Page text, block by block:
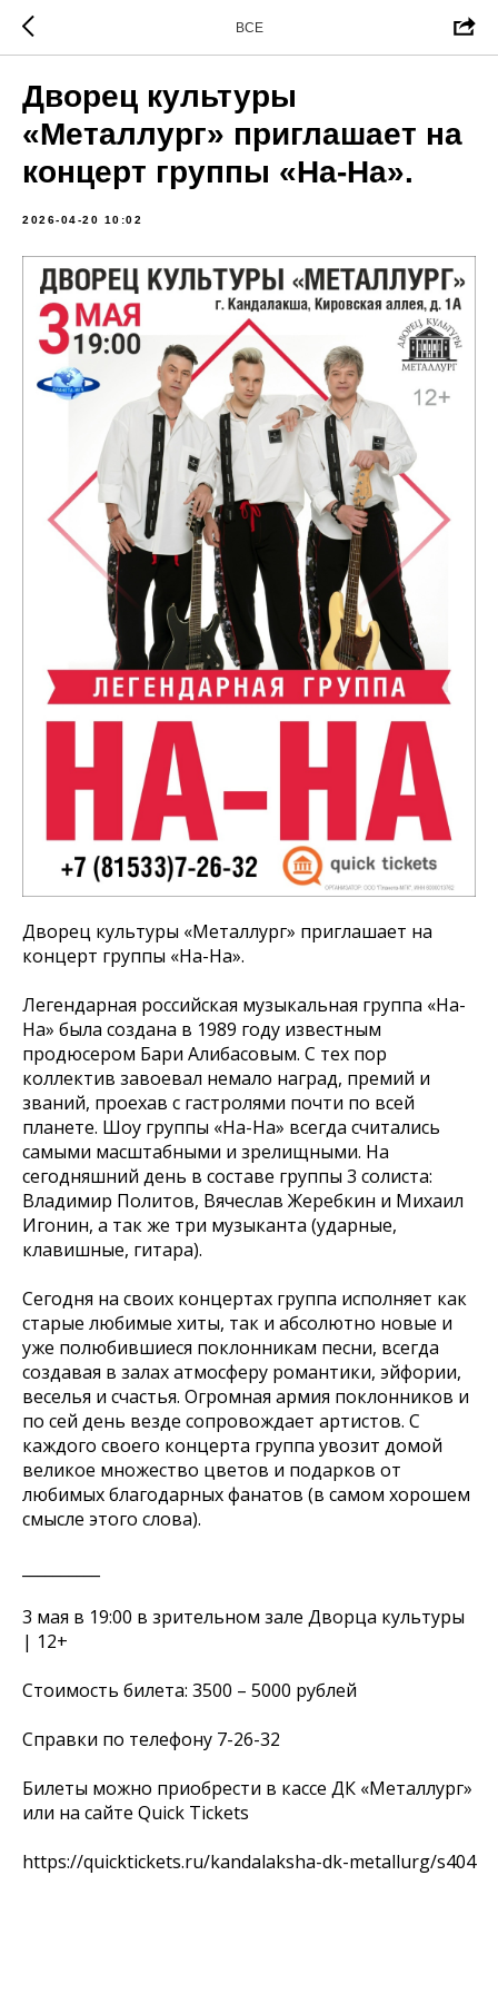
ВСЕ
Дворец культуры
«Металлург» приглашает на
концерт группы «На-На».
2026-04-20 10:02
Дворец культуры «Металлург» приглашает на
концерт группы «На-На».
Легендарная российская музыкальная группа «На-
На» была создана в 1989 году известным
продюсером Бари Алибасовым. С тех пор
коллектив завоевал немало наград, премий и
званий, проехав с гастролями почти по всей
планете. Шоу группы «На-На» всегда считались
самыми масштабными и зрелищными. На
сегодняшний день в составе группы 3 солиста:
Владимир Политов, Вячеслав Жеребкин и Михаил
Игонин, а так же три музыканта (ударные,
клавишные, гитара).
Сегодня на своих концертах группа исполняет как
старые любимые хиты, так и абсолютно новые и
уже полюбившиеся поклонникам песни, всегда
создавая в залах атмосферу романтики, эйфории,
веселья и счастья. Огромная армия поклонников и
по сей день везде сопровождает артистов. С
каждого своего концерта группа увозит домой
великое множество цветов и подарков от
любимых благодарных фанатов (в самом хорошем
смысле этого слова).
3 мая в 19:00 в зрительном зале Дворца культуры
| 12+
Стоимость билета: 3500 – 5000 рублей
Справки по телефону 7-26-32
Билеты можно приобрести в кассе ДК «Металлург»
или на сайте Quick Tickets
https://quicktickets.ru/kandalaksha-dk-metallurg/s404